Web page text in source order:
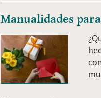
Manualidades